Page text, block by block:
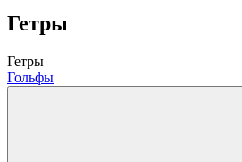
Гетры
Гетры
Гольфы